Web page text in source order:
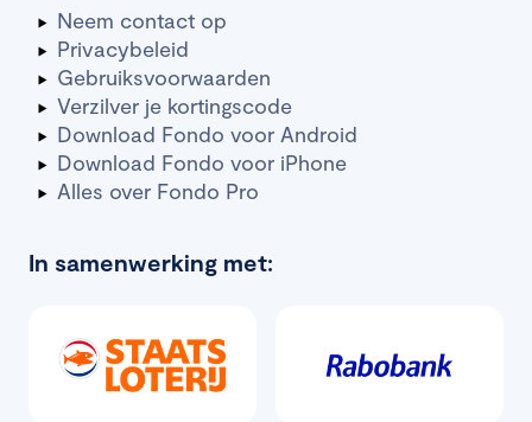
Neem contact op
Privacybeleid
Gebruiksvoorwaarden
Verzilver je kortingscode
Download Fondo voor Android
Download Fondo voor iPhone
Alles over Fondo Pro
In samenwerking met: